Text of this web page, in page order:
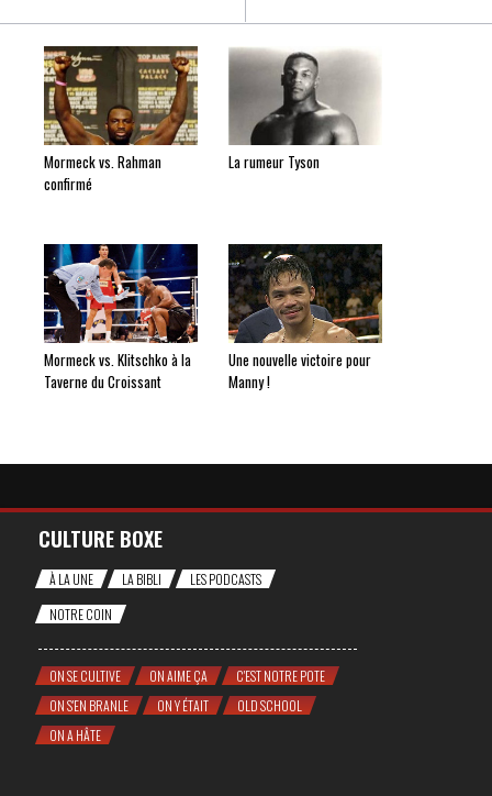
Mormeck vs. Rahman
confirmé
La rumeur Tyson
Mormeck vs. Klitschko à la
Taverne du Croissant
Une nouvelle victoire pour
Manny !
CULTURE BOXE
À LA UNE LA BIBLI
LES PODCASTS
NOTRE COIN
ON SE CULTIVE ON AIME ÇA
C'EST NOTRE POTE
ON S'EN BRANLE
ON Y ÉTAIT
OLD SCHOOL
ON A HÂTE